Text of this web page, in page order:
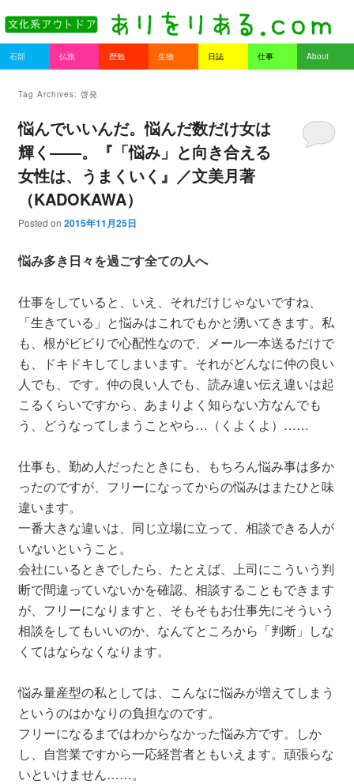
Main menu
Skip to primary content
Skip to secondary content
石部 仏旅 歴勉 生物 日誌 仕事 About
Tag Archives: 啓発
悩んでいいんだ。悩んだ数だけ女は
輝く――。『「悩み」と向き合える
女性は、うまくいく』／文美月著
（KADOKAWA）
Posted on 2015年11月25日
悩み多き日々を過ごす全ての人へ
仕事をしていると、いえ、それだけじゃないですね、
「生きている」と悩みはこれでもかと湧いてきます。私
も、根がビビりで心配性なので、メール一本送るだけで
も、ドキドキしてしまいます。それがどんなに仲の良い
人でも、です。仲の良い人でも、読み違い伝え違いは起
こるくらいですから、あまりよく知らない方なんでも
う、どうなってしまうことやら…（くよくよ）……
仕事も、勤め人だったときにも、もちろん悩み事は多か
ったのですが、フリーになってからの悩みはまたひと味
違います。
一番大きな違いは、同じ立場に立って、相談できる人が
いないということ。
会社にいるときでしたら、たとえば、上司にこういう判
断で間違っていないかを確認、相談することもできます
が、フリーになりますと、そもそもお仕事先にそういう
相談をしてもいいのか、なんてところから「判断」しな
くてはならなくなります。
悩み量産型の私としては、こんなに悩みが増えてしまう
というのはかなりの負担なのです。
フリーになるまではわからなかった悩み方です。しか
し、自営業ですから一応経営者ともいえます。頑張らな
いといけません……。